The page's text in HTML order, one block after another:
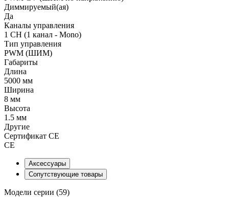
Диммируемый(ая)
Да
Каналы управления
1 CH (1 канал - Mono)
Тип управления
PWM (ШИМ)
Габариты
Длина
5000 мм
Ширина
8 мм
Высота
1.5 мм
Другие
Сертификат CE
CE
Аксессуары
Сопутствующие товары
Модели серии (59)